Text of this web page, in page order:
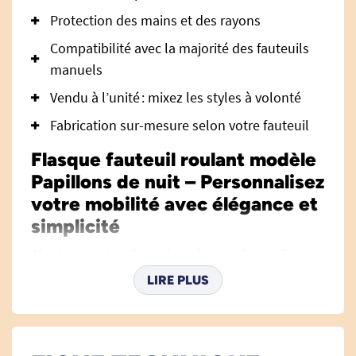
Protection des mains et des rayons
Compatibilité avec la majorité des fauteuils
manuels
Vendu à l’unité : mixez les styles à volonté
Fabrication sur-mesure selon votre fauteuil
Flasque fauteuil roulant modèle
Papillons de nuit – Personnalisez
votre mobilité avec élégance et
simplicité
roulant grâce à la flasque Papillons de nuit
Véritable accessoire de personnalisation, elle
s’adresse aux personnes désireuses d’exprimer
LIRE PLUS